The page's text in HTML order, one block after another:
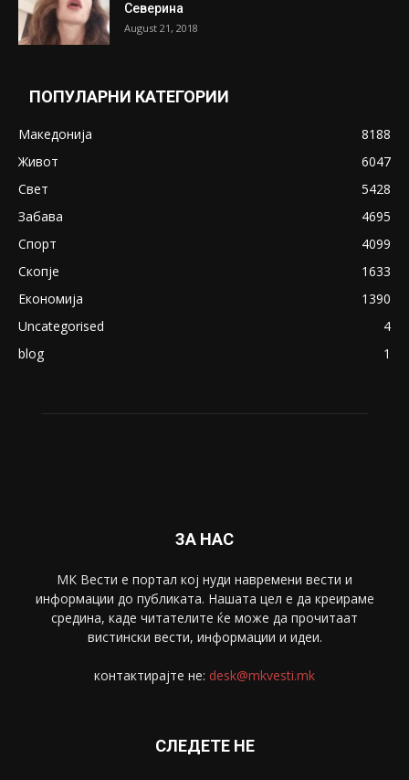
Северина
August 21, 2018
ПОПУЛАРНИ КАТЕГОРИИ
Македонија
8188
Живот
6047
Свет
5428
Забава
4695
Спорт
4099
Скопје
1633
Економија
1390
Uncategorised
4
blog
1
ЗА НАС
МК Вести е портал коj нуди навремени вести и
информации до публиката. Нашата цел е да креираме
средина, каде читателите ќе може да прочитаат
вистински вести, информации и идеи.
контактирајте не: desk@mkvesti.mk
СЛЕДЕТЕ НЕ